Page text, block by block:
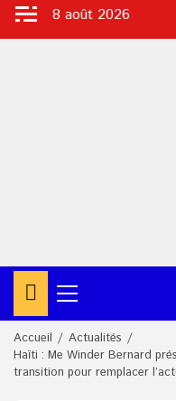
Aller
8 août 2026
Menu
principal
Accueil
Actualités
Haïti : Me Winder Bernard
transition pour remplacer